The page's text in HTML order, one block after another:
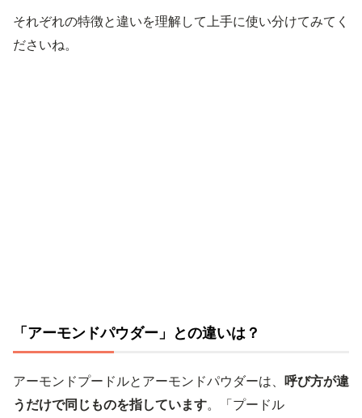
それぞれの特徴と違いを理解して上手に使い分けてみてく
ださいね。
「アーモンドパウダー」との違いは？
アーモンドプードルとアーモンドパウダーは、 呼び方が違
うだけで同じものを指しています。「プードル